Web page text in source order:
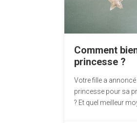
Comment
princesse ?
Votre fille a annoncé
princesse pour sa
? Et quel meilleur